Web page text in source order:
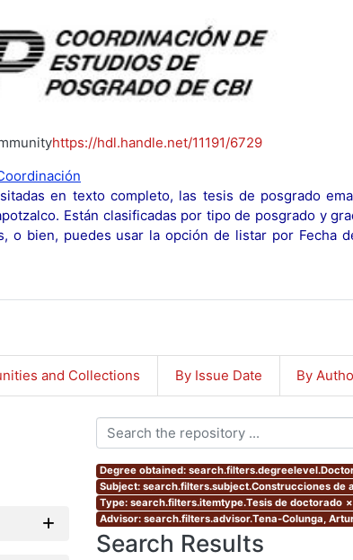
https://hdl.handle.net/11191/6729
en texto completo, las tesis de posgrado
Están clasificadas por tipo de posgrado y
o bien, puedes usar la opción de listar por
and Collections By Issue Date By
Degree obtained:
Subject: search.filters.subject.Construcciones de
Type: search.filters.itemtype.Tesis de doctorado ×
Advisor: search.filters.advisor.Tena-Colunga,
Search Results